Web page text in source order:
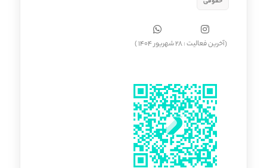
(آخرین فعالیت : 28 شهریور 1404 )